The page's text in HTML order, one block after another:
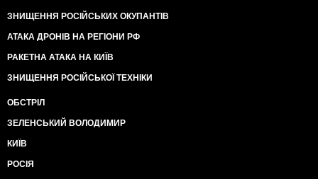
ЗНИЩЕННЯ РОСІЙСЬКИХ ОКУПАНТІВ
АТАКА ДРОНІВ НА РЕГІОНИ РФ
РАКЕТНА АТАКА НА КИЇВ
ЗНИЩЕННЯ РОСІЙСЬКОЇ ТЕХНІКИ
ОБСТРІЛ
ЗЕЛЕНСЬКИЙ ВОЛОДИМИР
КИЇВ
РОСІЯ